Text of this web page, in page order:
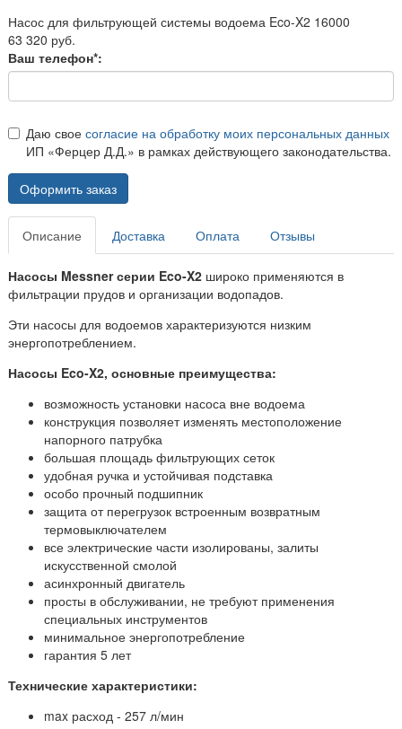
Насос для фильтрующей системы водоема Eco-X2 16000
63 320 руб.
Ваш телефон*:
Даю свое согласие на обработку моих персональных данных
ИП «Ферцер Д.Д.» в рамках действующего законодательства.
Оформить заказ
Описание Доставка Оплата Отзывы
Насосы Messner серии Eco-X2 широко применяются в
фильтрации прудов и организации водопадов.
Эти насосы для водоемов характеризуются низким
энергопотреблением.
Насосы Eco-X2, основные преимущества:
возможность установки насоса вне водоема
конструкция позволяет изменять местоположение
напорного патрубка
большая площадь фильтрующих сеток
удобная ручка и устойчивая подставка
особо прочный подшипник
защита от перегрузок встроенным возвратным
термовыключателем
все электрические части изолированы, залиты
искусственной смолой
асинхронный двигатель
просты в обслуживании, не требуют применения
специальных инструментов
минимальное энергопотребление
гарантия 5 лет
Технические характеристики:
max расход - 257 л/мин